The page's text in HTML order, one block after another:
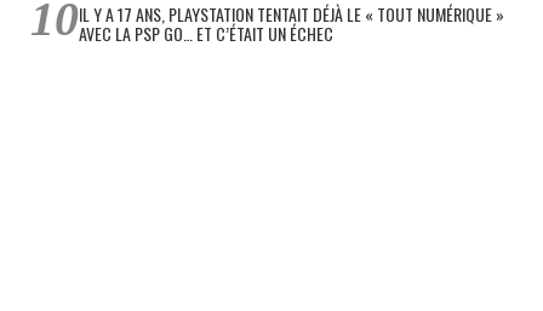
IL Y A 17 ANS, PLAYSTATION TENTAIT DÉJÀ LE « TOUT NUMÉRIQUE »
AVEC LA PSP GO… ET C’ÉTAIT UN ÉCHEC